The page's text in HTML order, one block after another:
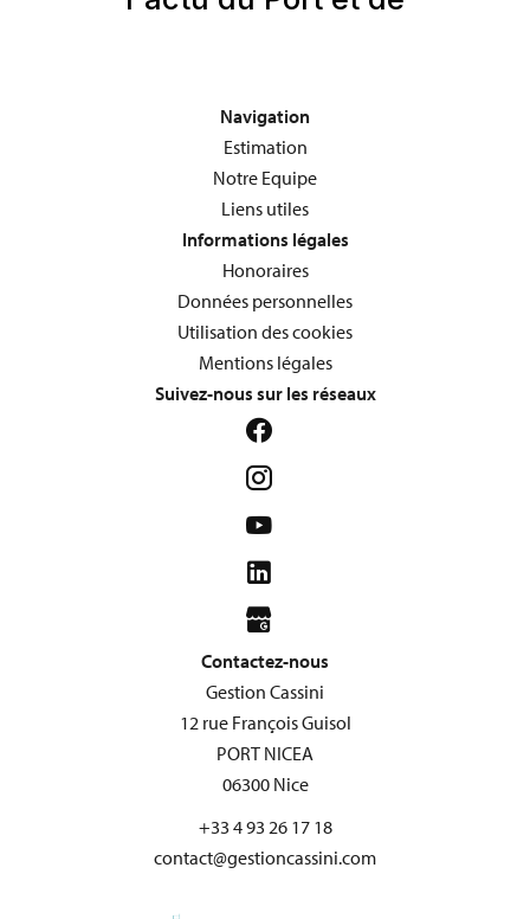
Navigation
Estimation
Notre Equipe
Liens utiles
Informations légales
Honoraires
Données personnelles
Utilisation des cookies
Mentions légales
Suivez-nous sur les réseaux
Contactez-nous
Gestion Cassini
12 rue François Guisol
PORT NICEA
06300Nice
+33 4 93 26 17 18
contact@gestioncassini.com